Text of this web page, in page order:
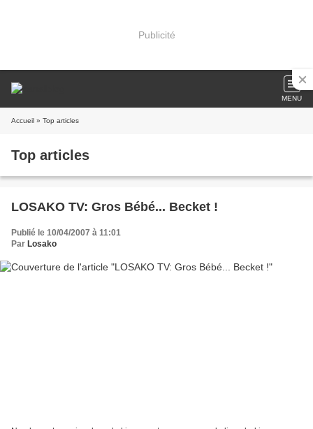
Publicité
MENU
Accueil » Top articles
Top articles
LOSAKO TV: Gros Bébé... Becket !
Publié le 10/04/2007 à 11:01
Par Losako